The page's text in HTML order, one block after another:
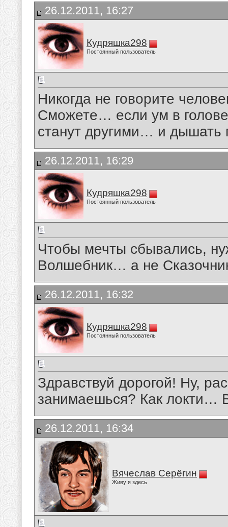
26.12.2011, 16:27
Кудряшка298
Постоянный пользователь
Никогда не говорите
Сможете… если ум в
станут другими… и дышать
26.12.2011, 16:29
Кудряшка298
Постоянный пользователь
Чтобы мечты сбывались,
Волшебник… а не
26.12.2011, 16:32
Кудряшка298
Постоянный пользователь
Здравствуй дорогой! Ну,
занимаешься? Как локти…
26.12.2011, 16:34
Вячеслав Серёгин
Живу я здесь